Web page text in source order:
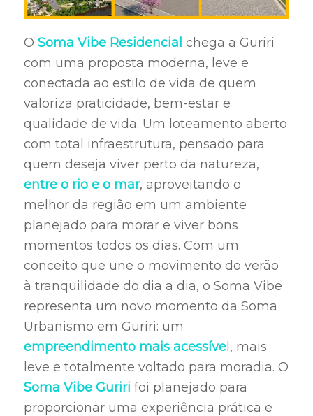
O Soma Vibe Residencial chega a Guriri
com uma proposta moderna, leve e
conectada ao estilo de vida de quem
valoriza praticidade, bem-estar e
qualidade de vida. Um loteamento aberto
com total infraestrutura, pensado para
quem deseja viver perto da natureza,
entre o rio e o mar, aproveitando o
melhor da região em um ambiente
planejado para morar e viver bons
momentos todos os dias. Com um
conceito que une o movimento do verão
à tranquilidade do dia a dia, o Soma Vibe
representa um novo momento da Soma
Urbanismo em Guriri: um
empreendimento mais acessível, mais
leve e totalmente voltado para moradia. O
Soma Vibe Guriri foi planejado para
proporcionar uma experiência prática e